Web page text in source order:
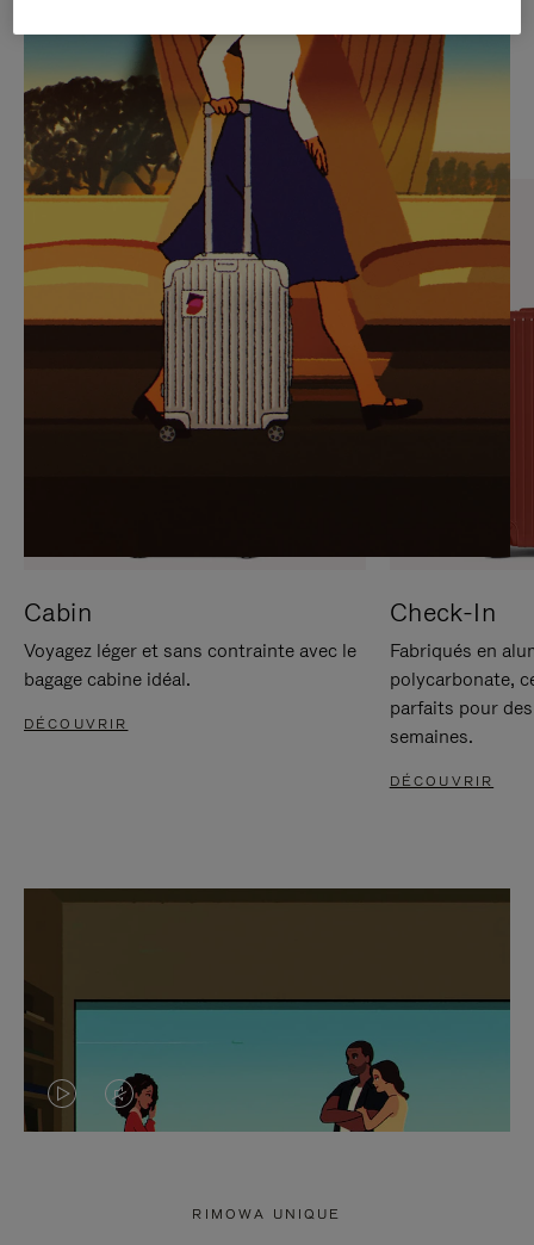
PAS
EN
PAUSE,
APPUYEZ
SUR
POUR
METTRE
PAUSE
LA
VIDÉO
EST
DÉSACTIVÉ.
VEUILLEZ
CLIQUER
POUR
RÉACTIVER
LE
SON
Trouvez le compagnon
parfait pour chaque voyage
Cabin
Voyagez léger et sans contrainte avec le
bagage cabine idéal.
DÉCOUVRIR
Check-In
Fabriqués en
polycarbonate,
parfaits pour
semaines.
DÉCOUVRIR
LA LE
RIMOWA UNIQUE